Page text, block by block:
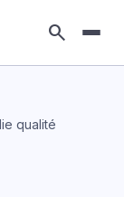
search
qualité